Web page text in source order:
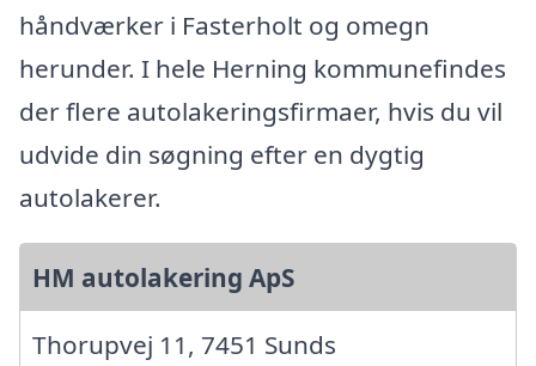
håndværker i Fasterholt og omegn
herunder. I hele Herning kommunefindes
der flere autolakeringsfirmaer, hvis du vil
udvide din søgning efter en dygtig
autolakerer.
HM autolakering ApS
Thorupvej 11, 7451 Sunds